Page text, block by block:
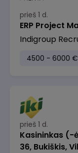
prieš 1 d.
ERP Project
Indigroup
4500 - 6000
prieš 1 d.
Kasininkas (-
36, Bukiškis,